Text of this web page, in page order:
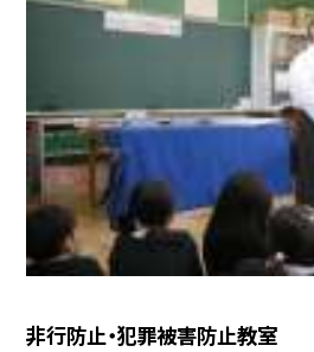
非行防止・犯罪被害防止教室